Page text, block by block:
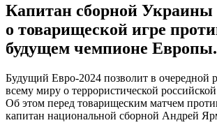
Капитан сборной Украины
о товарищеской игре
будущем чемпионе Европы.
Будущий Евро-2024 позволит в очередной
всему миру о террористической
Об этом перед товарищеским матчем
капитан национальной сборной Андрей